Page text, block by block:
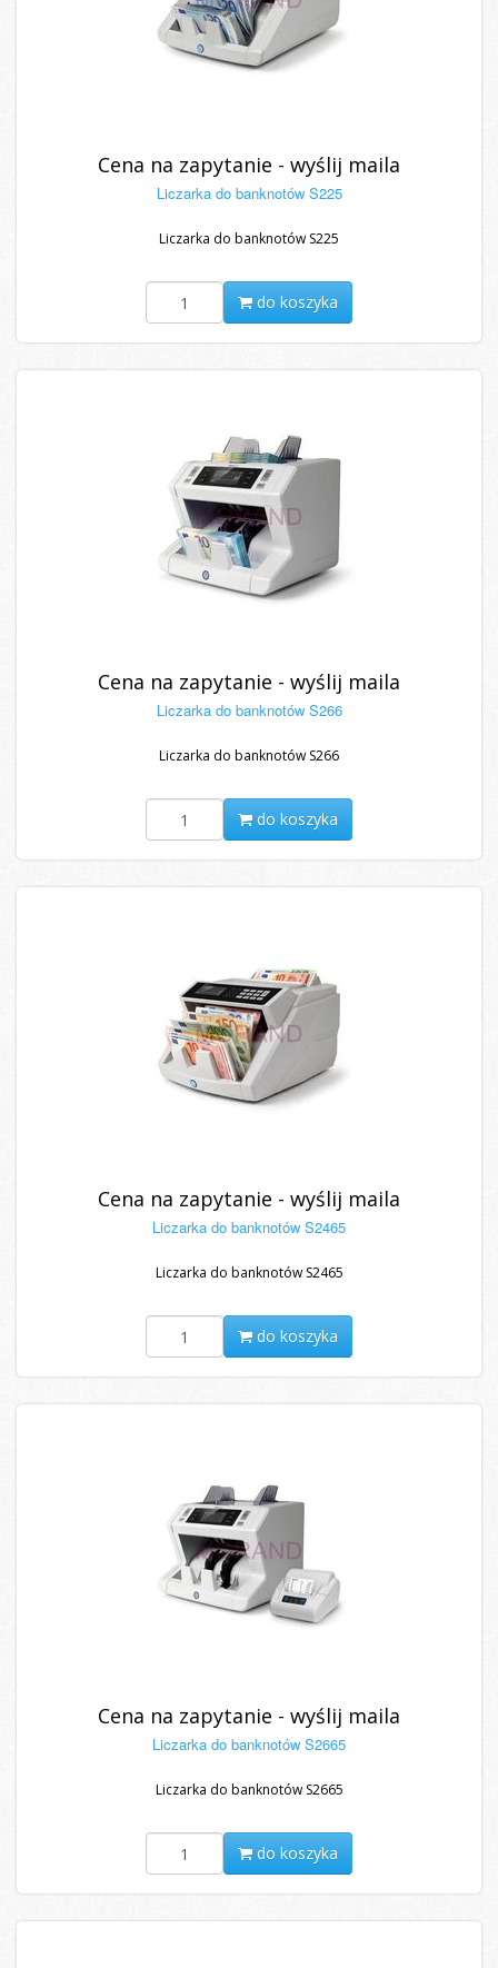
Cena na zapytanie - wyślij maila
Liczarka do banknotów S225
Liczarka do banknotów S225
do koszyka
Cena na zapytanie - wyślij maila
Liczarka do banknotów S266
Liczarka do banknotów S266
do koszyka
Cena na zapytanie - wyślij maila
Liczarka do banknotów S2465
Liczarka do banknotów S2465
do koszyka
Cena na zapytanie - wyślij maila
Liczarka do banknotów S2665
Liczarka do banknotów S2665
do koszyka